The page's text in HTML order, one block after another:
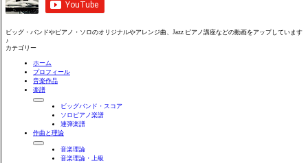
ビッグ・バンドやピアノ・ソロのオリジナルやアレンジ曲、Jazz ピアノ講座などの動画をアップしています
♪
カテゴリー
ホーム
プロフィール
音楽作品
楽譜
ビッグバンド・スコア
ソロピアノ楽譜
連弾楽譜
作曲と理論
音楽理論
音楽理論・上級